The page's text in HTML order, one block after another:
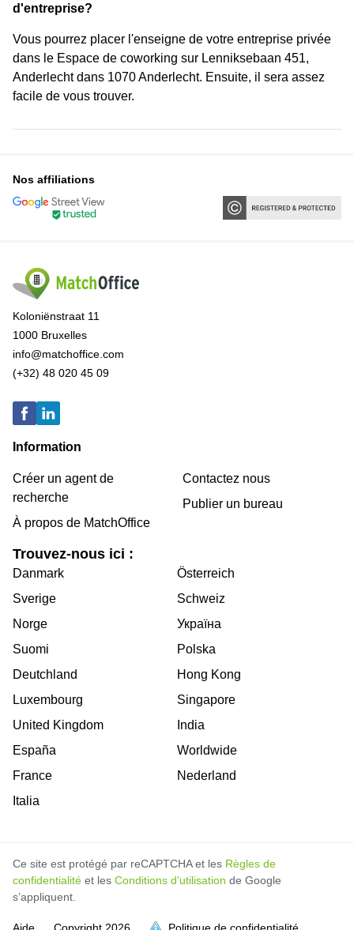
d'entreprise?
Vous pourrez placer l'enseigne de votre entreprise privée
dans le Espace de coworking sur Lenniksebaan 451,
Anderlecht dans 1070 Anderlecht. Ensuite, il sera assez
facile de vous trouver.
Nos affiliations
Koloniënstraat 11
1000 Bruxelles
info@matchoffice.com
(+32) 48 020 45 09
Information
Créer un agent de
recherche
À propos de MatchOffice
Contactez nous
Publier un bureau
Trouvez-nous ici :
Danmark
Sverige
Norge
Suomi
Deutchland
Luxembourg
United Kingdom
España
France
Italia
Österreich
Schweiz
Україна
Polska
Hong Kong
Singapore
India
Worldwide
Nederland
Ce site est protégé par reCAPTCHA et les Règles de
confidentialité et les Conditions d’utilisation de Google
s’appliquent.